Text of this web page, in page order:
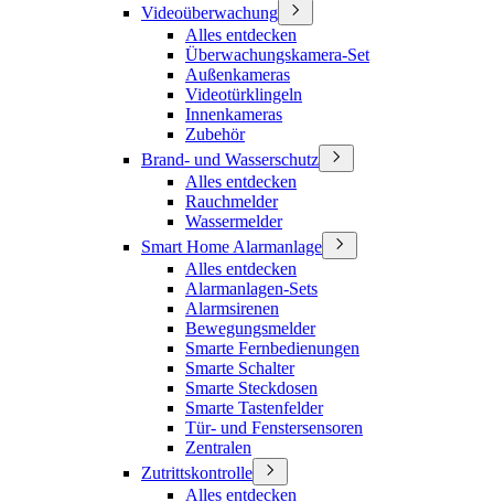
Videoüberwachung
Alles entdecken
Überwachungskamera-Set
Außenkameras
Videotürklingeln
Innenkameras
Zubehör
Brand- und Wasserschutz
Alles entdecken
Rauchmelder
Wassermelder
Smart Home Alarmanlage
Alles entdecken
Alarmanlagen-Sets
Alarmsirenen
Bewegungsmelder
Smarte Fernbedienungen
Smarte Schalter
Smarte Steckdosen
Smarte Tastenfelder
Tür- und Fenstersensoren
Zentralen
Zutrittskontrolle
Alles entdecken